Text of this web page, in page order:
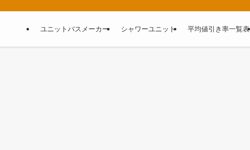
ユニットバスメーカー シャワーユニット 平均値引き率一覧表